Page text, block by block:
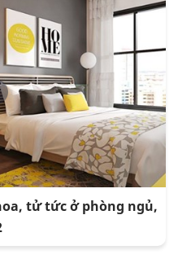
tử tức ở phòng ngủ,